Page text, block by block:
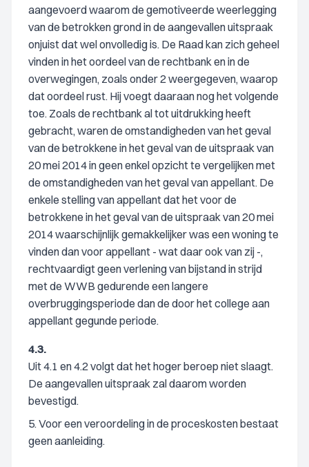
aangevoerd waarom de gemotiveerde weerlegging
van de betrokken grond in de aangevallen uitspraak
onjuist dat wel onvolledig is. De Raad kan zich geheel
vinden in het oordeel van de rechtbank en in de
overwegingen, zoals onder 2 weergegeven, waarop
dat oordeel rust. Hij voegt daaraan nog het volgende
toe. Zoals de rechtbank al tot uitdrukking heeft
gebracht, waren de omstandigheden van het geval
van de betrokkene in het geval van de uitspraak van
20 mei 2014 in geen enkel opzicht te vergelijken met
de omstandigheden van het geval van appellant. De
enkele stelling van appellant dat het voor de
betrokkene in het geval van de uitspraak van 20 mei
2014 waarschijnlijk gemakkelijker was een woning te
vinden dan voor appellant - wat daar ook van zij -,
rechtvaardigt geen verlening van bijstand in strijd
met de WWB gedurende een langere
overbruggingsperiode dan de door het college aan
appellant gegunde periode.
4.3.
Uit 4.1 en 4.2 volgt dat het hoger beroep niet slaagt.
De aangevallen uitspraak zal daarom worden
bevestigd.
5. Voor een veroordeling in de proceskosten bestaat
geen aanleiding.